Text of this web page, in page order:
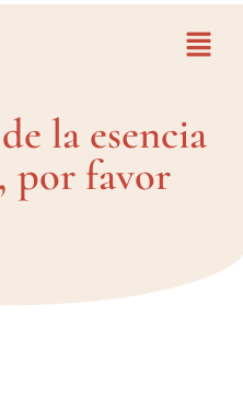
la esencia
por favor